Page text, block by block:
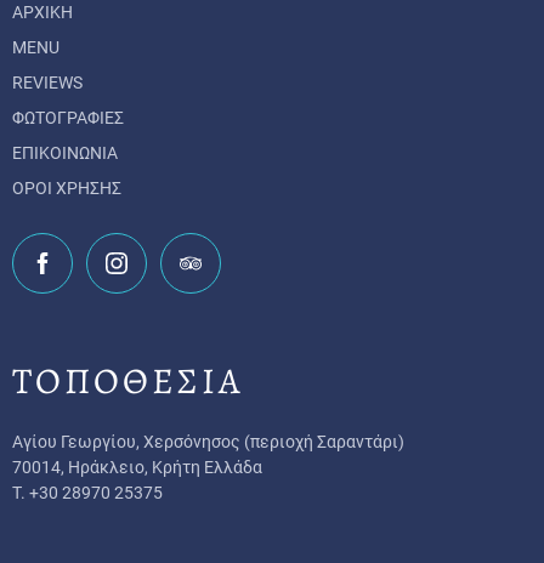
ΑΡΧΙΚΗ
MENU
REVIEWS
ΦΩΤΟΓΡΑΦΙΕΣ
ΕΠΙΚΟΙΝΩΝΙΑ
ΟΡΟΙ ΧΡΗΣΗΣ
ΤΟΠΟΘΕΣΙΑ
Αγίου Γεωργίου, Χερσόνησος (περιοχή Σαραντάρι)
70014, Ηράκλειο, Κρήτη Ελλάδα
T. +30 28970 25375